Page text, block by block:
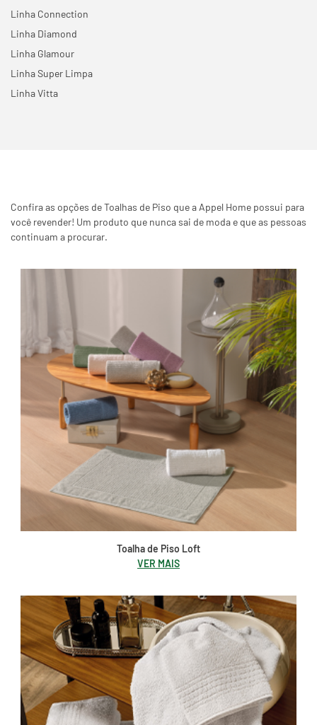
Linha Connection
Linha Diamond
Linha Glamour
Linha Super Limpa
Linha Vitta
Confira as opções de Toalhas de Piso que a Appel Home possui para
você revender! Um produto que nunca sai de moda e que as pessoas
continuam a procurar.
Toalha de Piso Loft
VER MAIS